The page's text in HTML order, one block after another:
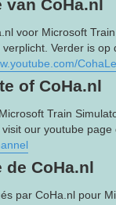
CoHa.nl
voor Microsoft
Verder is op
of CoHa.nl
Train
our youtube
CoHa.nl
par CoHa.nl pour